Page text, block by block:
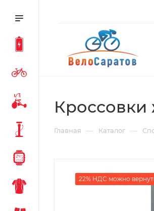
Кроссовки
Главная — Каталог —
22% НДС можно